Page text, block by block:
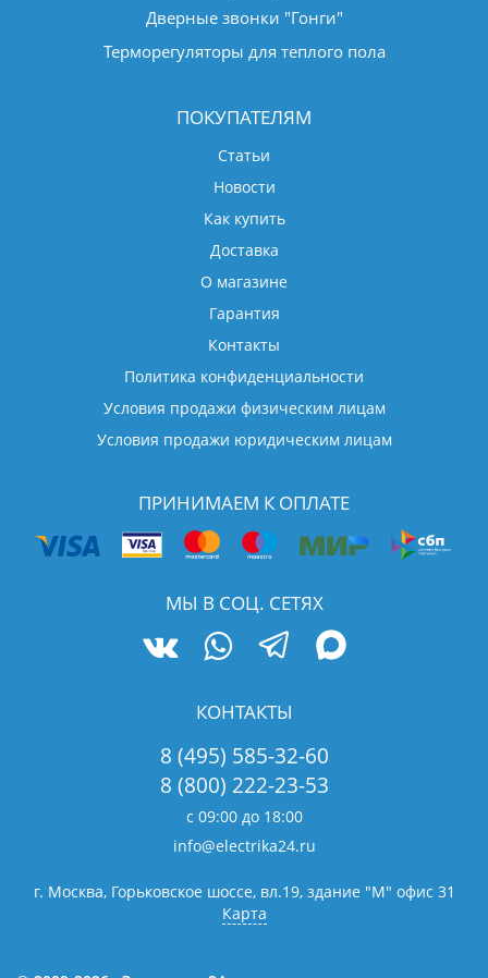
Дверные звонки "Гонги"
Терморегуляторы для теплого пола
ПОКУПАТЕЛЯМ
Статьи
Новости
Как купить
Доставка
О магазине
Гарантия
Контакты
Политика конфиденциальности
Условия продажи физическим лицам
Условия продажи юридическим лицам
ПРИНИМАЕМ К ОПЛАТЕ
МЫ В СОЦ. СЕТЯХ
КОНТАКТЫ
8 (495) 585-32-60
8 (800) 222-23-53
с 09:00 до 18:00
info@electrika24.ru
г. Москва, Горьковское шоссе, вл.19, здание "М" офис 31
Карта